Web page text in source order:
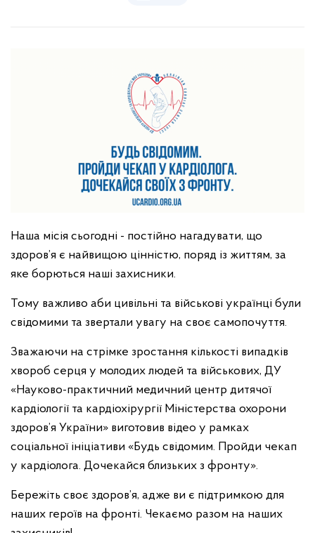
Наша місія сьогодні - постійно нагадувати, що
здоров’я є найвищою цінністю, поряд із життям, за
яке борються наші захисники.
Тому важливо аби цивільні та військові українці були
свідомими та звертали увагу на своє самопочуття.
Зважаючи на стрімке зростання кількості випадків
хвороб серця у молодих людей та військових, ДУ
«Науково-практичний медичний центр дитячої
кардіології та кардіохірургії Міністерства охорони
здоров’я України» виготовив відео у рамках
соціальної ініціативи «Будь свідомим. Пройди чекап
у кардіолога. Дочекайся близьких з фронту».
Бережіть своє здоров’я, адже ви є підтримкою для
наших героїв на фронті. Чекаємо разом на наших